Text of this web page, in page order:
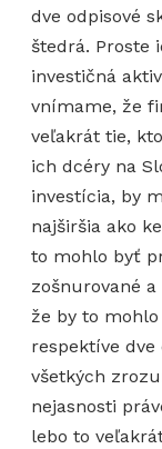
dve odpisové
štedrá. Proste
investičná
vnímame, že
veľakrát tie,
ich dcéry na
investícia, by
najširšia ako
to mohlo byť
zošnurované
že by to
respektíve dve
všetkých
nejasnosti
lebo to